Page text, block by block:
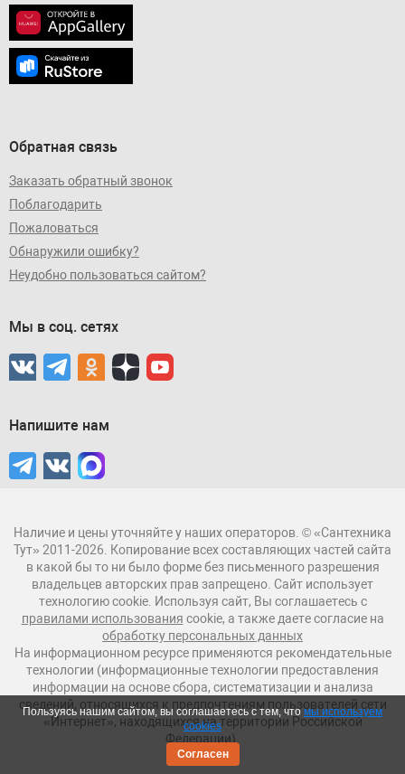
Обратная связь
Заказать обратный звонок
Поблагодарить
Пожаловаться
Обнаружили ошибку?
Неудобно пользоваться сайтом?
Мы в соц. сетях
Напишите нам
Наличие и цены уточняйте у наших операторов. © «Сантехника
Тут» 2011-2026. Копирование всех составляющих частей сайта
в какой бы то ни было форме без письменного разрешения
владельцев авторских прав запрещено. Сайт использует
технологию cookie. Используя сайт, Вы соглашаетесь с
правилами использования cookie, а также даете согласие на
обработку персональных данных
На информационном ресурсе применяются рекомендательные
технологии (информационные технологии предоставления
информации на основе сбора, систематизации и анализа
сведений, относящихся к предпочтениям пользователей сети
«Интернет», находящихся на территории Российской
Федерации).
Пользуясь нашим сайтом, вы соглашаетесь с тем, чтомы используем
cookies
Согласен